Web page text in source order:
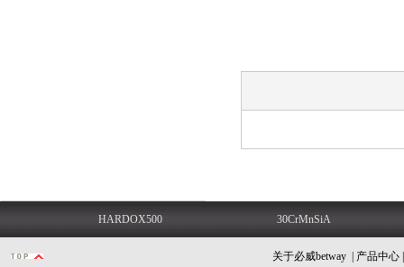
HARDOX500 30CrMnSiA
关于必威betway 产品中心